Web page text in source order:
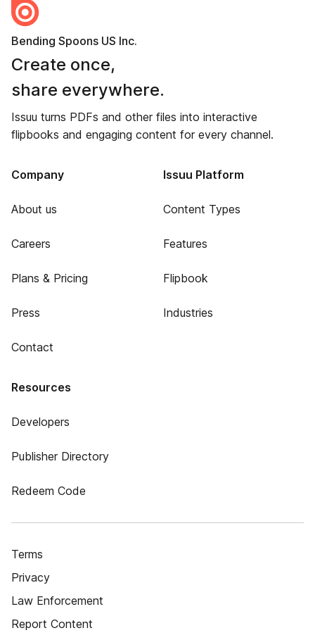
Bending Spoons US Inc.
Create once,
share everywhere.
Issuu turns PDFs and other files into interactive
flipbooks and engaging content for every channel.
Company
About us
Careers
Plans & Pricing
Press
Contact
Issuu Platform
Content Types
Features
Flipbook
Industries
Resources
Developers
Publisher Directory
Redeem Code
Terms
Privacy
Law Enforcement
Report Content